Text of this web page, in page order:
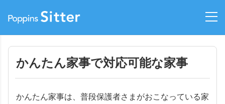
かんたん家事で対応可能な家事
かんたん家事は、普段保護者さまがおこなっている家